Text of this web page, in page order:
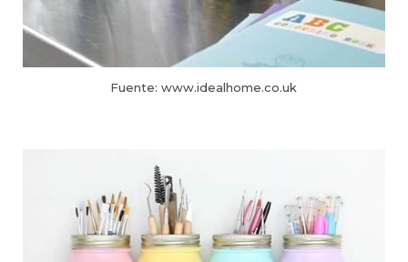
Fuente: www.idealhome.co.uk